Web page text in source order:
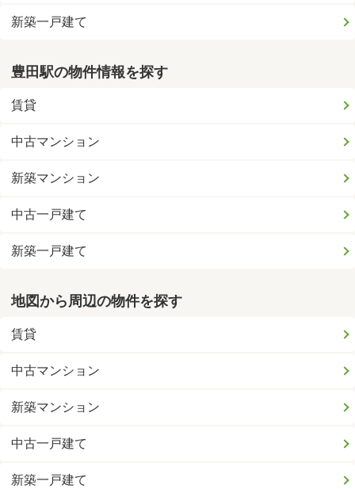
新築一戸建て
豊田駅の物件情報を探す
賃貸
中古マンション
新築マンション
中古一戸建て
新築一戸建て
地図から周辺の物件を探す
賃貸
中古マンション
新築マンション
中古一戸建て
新築一戸建て